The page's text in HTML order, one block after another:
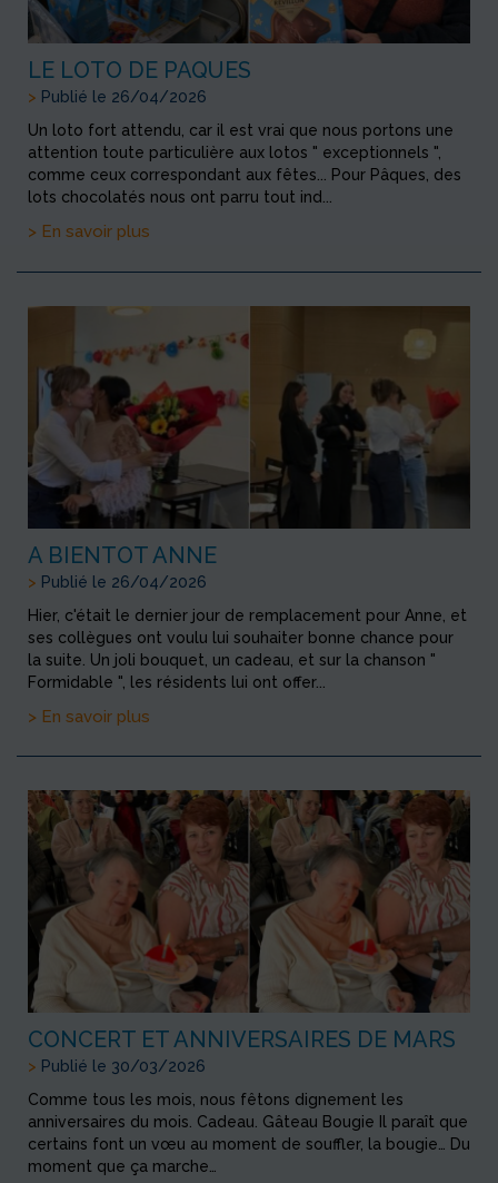
LE LOTO DE PAQUES
> Publié le 26/04/2026
Un loto fort attendu, car il est vrai que nous portons une
attention toute particulière aux lotos " exceptionnels ",
comme ceux correspondant aux fêtes... Pour Pâques, des
lots chocolatés nous ont parru tout ind...
> En savoir plus
A BIENTOT ANNE
> Publié le 26/04/2026
Hier, c'était le dernier jour de remplacement pour Anne, et
ses collègues ont voulu lui souhaiter bonne chance pour
la suite. Un joli bouquet, un cadeau, et sur la chanson "
Formidable ", les résidents lui ont offer...
> En savoir plus
CONCERT ET ANNIVERSAIRES DE MARS
> Publié le 30/03/2026
Comme tous les mois, nous fêtons dignement les
anniversaires du mois. Cadeau. Gâteau Bougie Il paraît que
certains font un vœu au moment de souffler, la bougie… Du
moment que ça marche…